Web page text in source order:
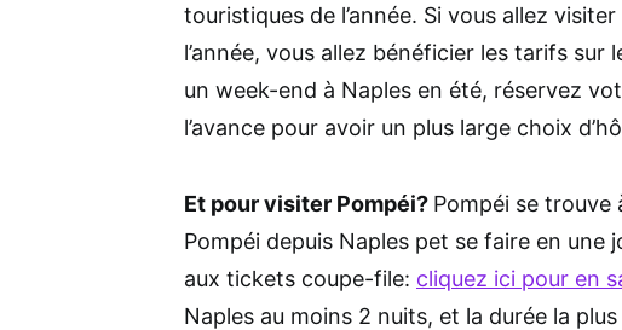
touristiques de l’année. Si vous allez
l’année, vous allez bénéficier les tarifs sur
un week-end à Naples en été, réservez
l’avance pour avoir un plus large choix
Et pour visiter Pompéi? Pompéi se trouve
Pompéi depuis Naples pet se faire en une
aux tickets coupe-file: cliquez ici pour en
Naples au moins 2 nuits, et la durée la